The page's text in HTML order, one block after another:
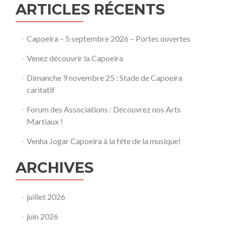
ARTICLES RÉCENTS
Capoeira – 5 septembre 2026 – Portes ouvertes
Venez découvrir la Capoeira
Dimanche 9 novembre 25 : Stade de Capoeira
caritatif
Forum des Associations : Découvrez nos Arts
Martiaux !
Venha Jogar Capoeira à la fête de la musique!
ARCHIVES
juillet 2026
juin 2026